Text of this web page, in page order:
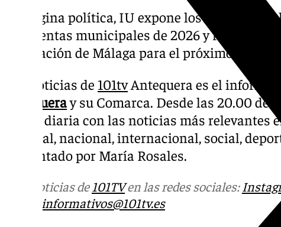
En página política, IU expone los motivos
las cuentas municipales de 2026 y repasamos
Diputación de Málaga para el próximo año.
Las noticias de 101tvAntequera es el
Antequeray su Comarca. Desde las 20.00 de
la cita diaria con las noticias más relevantes
regional, nacional, internacional, social,
Presentado por María Rosales.
Más noticias de 101TVen las redes sociales:
informativos@101tv.es